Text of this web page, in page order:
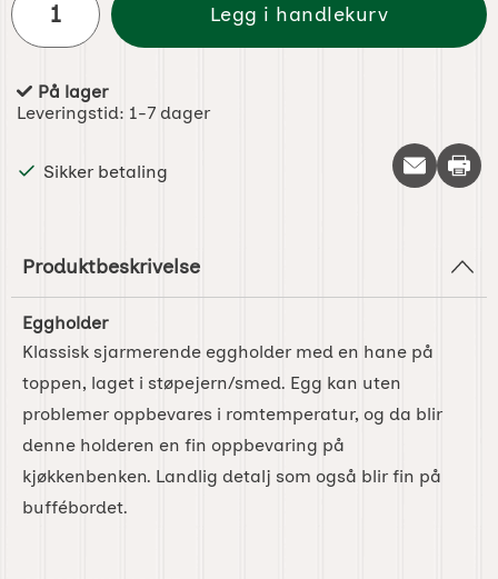
Legg i handlekurv
Produkttilgjengelighet:
På lager
Leveringstid: 1-7 dager
Sikker betaling Skriv
Produktbeskrivelse
Eggholder
Klassisk sjarmerende eggholder med en hane på
toppen, laget i støpejern/smed. Egg kan uten
problemer oppbevares i romtemperatur, og da blir
denne holderen en fin oppbevaring på
kjøkkenbenken. Landlig detalj som også blir fin på
buffébordet.